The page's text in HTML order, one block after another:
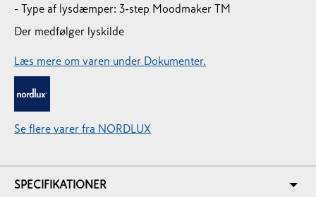
- Type af lysdæmper: 3-step Moodmaker TM
Der medfølger lyskilde
Læs mere om varen under Dokumenter.
Se flere varer fra NORDLUX
SPECIFIKATIONER